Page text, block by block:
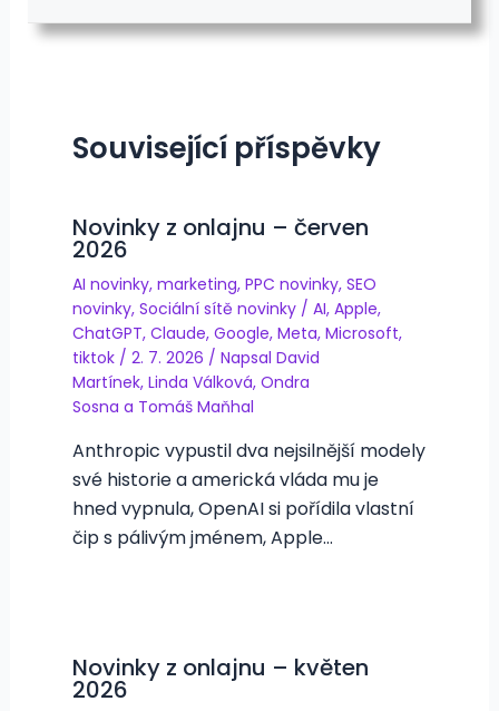
Související příspěvky
Novinky z onlajnu – červen
2026
AI novinky, marketing, PPC novinky, SEO
novinky, Sociální sítě novinky/ AI, Apple,
ChatGPT, Claude, Google, Meta, Microsoft,
tiktok/ 2. 7. 2026 / Napsal David
Martínek, Linda Válková, Ondra
Sosna a Tomáš Maňhal
Anthropic vypustil dva nejsilnější modely
své historie a americká vláda mu je
hned vypnula, OpenAI si pořídila vlastní
čip s pálivým jménem, Apple…
Novinky z onlajnu – květen
2026